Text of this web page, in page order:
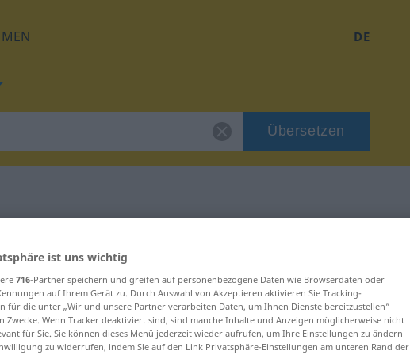
DE
Übersetzen
"Status"
ist uns wichtig
716-Partner speichern und greifen auf personenbezogene Daten wie Browserdaten oder
auf Ihrem Gerät zu. Durch Auswahl von Akzeptieren aktivieren Sie Tracking-
für die unter „Wir und unsere Partner verarbeiten Daten, um Ihnen Dienste bereitzustellen“
Zwecke. Wenn Tracker deaktiviert sind, sind manche Inhalte und Anzeigen möglicherweise nicht
für Sie. Sie können dieses Menü jederzeit wieder aufrufen, um Ihre Einstellungen zu ändern
zu widerrufen, indem Sie auf den Link Privatsphäre-Einstellungen am unteren Rand der